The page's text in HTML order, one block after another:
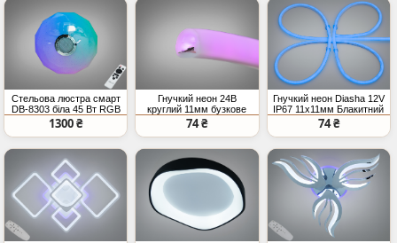
Стельова люстра смарт
DB-8303 біла 45 Вт RGB
Bluetooth колонка TUYA
пульт
1300 ₴
Гнучкий неон 24В
круглий 11мм бузкове
світло IP67
74 ₴
Гнучкий неон Diasha 12V
IP67 11x11мм Блакитний
74 ₴